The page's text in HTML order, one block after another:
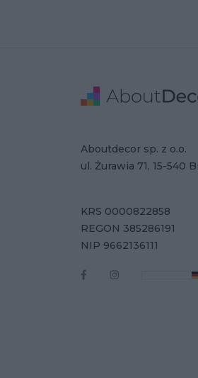
Adres
Aboutdecor sp. z o.o.
ul. Żurawia 71, 15-540
Dane Firmy
KRS 0000822858
REGON 385286191
NIP 9662136111